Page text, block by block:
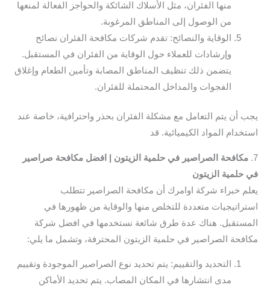
منها الفئران، مثل الأسلاك الشائكة والحواجز الفعالة لمنعها
من الوصول إلى المناطق المرغوبة.
الوقاية والنصائح: تقدم شركات مكافحة الفئران نصائح
وإرشادات للعملاء حول الوقاية من الفئران في المستقبل.
يتضمن ذلك تنظيف المناطق المصابة وتأمين الطعام وإغلاق
الفجوات والمداخل المحتملة للفئران.
يجب أن يتم التعامل مع مشكلة الفئران بحذر واحترافية، خاصة عند
استخدام المواد الكيميائية. قد
7. مكافحة الصراصير في حلمية الزيتون | افضل مكافحة صراصير
في حلمية الزيتون
يعلم خبراء شركة اوامرك أن مكافحة الصراصير تتطلب
استراتيجيات متعددة للتخلص منها والوقاية من ظهورها في
المستقبل. هناك عدة طرق شائعة نستخدمها في افضل شركة
مكافحة الصراصير في حلمية الزيتون المحترفة، وتشمل ما يلي:
التحديد والتقييم: يتم تحديد نوع الصراصير الموجودة وتقييم
مدى انتشارها في المكان المصاب. يتم تحديد الأماكن